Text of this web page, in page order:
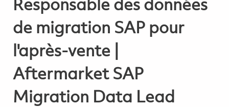
Responsable des données
de migration SAP pour
l'après-vente |
Aftermarket SAP
Migration Data Lead